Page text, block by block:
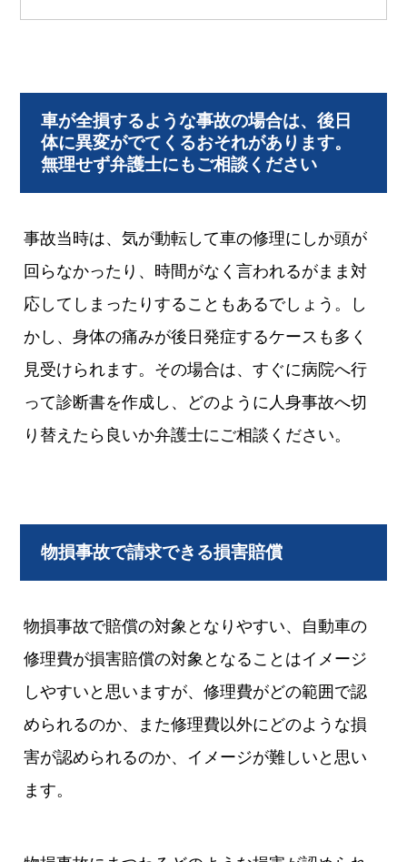
車が全損するような事故の場合は、後日
体に異変がでてくるおそれがあります。
無理せず弁護士にもご相談ください
事故当時は、気が動転して車の修理にしか頭が
回らなかったり、時間がなく言われるがまま対
応してしまったりすることもあるでしょう。し
かし、身体の痛みが後日発症するケースも多く
見受けられます。その場合は、すぐに病院へ行
って診断書を作成し、どのように人身事故へ切
り替えたら良いか弁護士にご相談ください。
物損事故で請求できる損害賠償
物損事故で賠償の対象となりやすい、自動車の
修理費が損害賠償の対象となることはイメージ
しやすいと思いますが、修理費がどの範囲で認
められるのか、また修理費以外にどのような損
害が認められるのか、イメージが難しいと思い
ます。